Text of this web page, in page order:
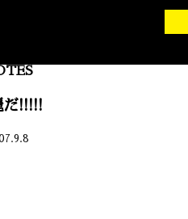
だ!!!!!